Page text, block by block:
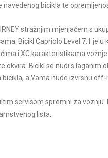
bicikla te
stražnjim mjenjačem s
Bicikl Capriolo Level 7.1 je
i XC karakteristikama
Bicikl se nudi s laganim
a Vama nude izvrsnu off-
servisom spremni za
lista.